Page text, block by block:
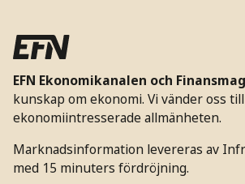
EFN Ekonomikanalen och
kunskap om ekonomi. Vi vänder oss
ekonomiintresserade allmänheten.
Marknadsinformation levereras av
med 15 minuters fördröjning.